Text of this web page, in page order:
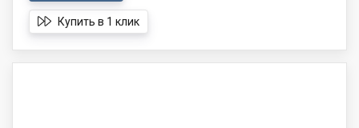
Купить в 1 клик